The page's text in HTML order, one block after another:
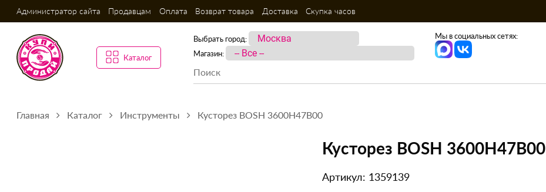
Администратор сайта Продавцам Оплата Возврат товара Доставка Скупка часов
Каталог
Выбрать город:
Магазин:
Мы в социальных сетях:
Главная Каталог Инструменты Кусторез BOSH 3600H47B00
Кусторез BOSH 3600H47B00
Артикул: 1359139